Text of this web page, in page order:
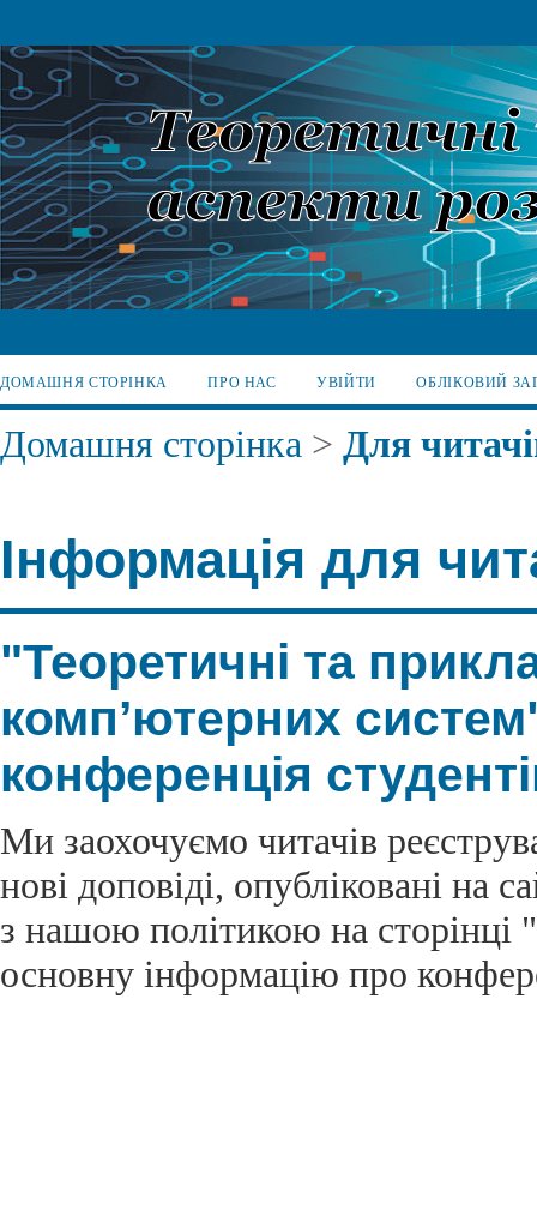
ДОМАШНЯ СТОРІНКА ПРО НАС УВІЙТИ ОБЛІКОВИЙ
Домашня сторінка > Для
Інформація для
"Теоретичні та
комп’ютерних
конференція
Ми заохочуємо читачів
нові доповіді, опубліковані на
з нашою політикою на сторінці "
основну інформацію про